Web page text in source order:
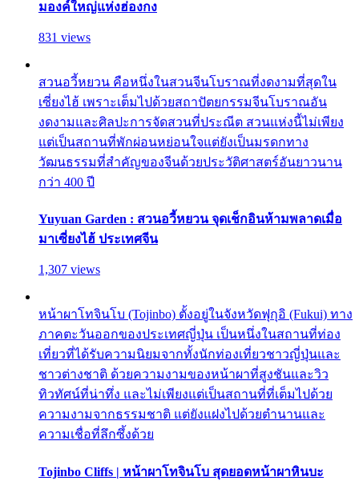
มองค์ใหญ่แห่งฮ่องกง
831 views
สวนอวี้หยวน คือหนึ่งในสวนจีนโบราณที่งดงามที่สุดใน
เซี่ยงไฮ้ เพราะเต็มไปด้วยสถาปัตยกรรมจีนโบราณอัน
งดงามและศิลปะการจัดสวนที่ประณีต สวนแห่งนี้ไม่เพียง
แต่เป็นสถานที่พักผ่อนหย่อนใจแต่ยังเป็นมรดกทาง
วัฒนธรรมที่สำคัญของจีนด้วยประวัติศาสตร์อันยาวนาน
กว่า 400 ปี
Yuyuan Garden : สวนอวี้หยวน จุดเช็กอินห้ามพลาดเมื่อ
มาเซี่ยงไฮ้ ประเทศจีน
1,307 views
หน้าผาโทจินโบ (Tojinbo) ตั้งอยู่ในจังหวัดฟุกุอิ (Fukui) ทาง
ภาคตะวันออกของประเทศญี่ปุ่น เป็นหนึ่งในสถานที่ท่อง
เที่ยวที่ได้รับความนิยมจากทั้งนักท่องเที่ยวชาวญี่ปุ่นและ
ชาวต่างชาติ ด้วยความงามของหน้าผาที่สูงชันและวิว
ทิวทัศน์ที่น่าทึ่ง และไม่เพียงแต่เป็นสถานที่ที่เต็มไปด้วย
ความงามจากธรรมชาติ แต่ยังแฝงไปด้วยตำนานและ
ความเชื่อที่ลึกซึ้งด้วย
Tojinbo Cliffs | หน้าผาโทจินโบ สุดยอดหน้าผาหินบะ